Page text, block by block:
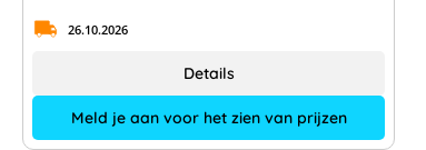
26.10.2026
Meld je aan voor het zien van prijzen
Details